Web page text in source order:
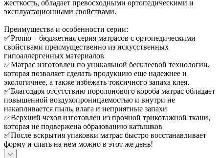
жесткость, обладает превосходными ортопедическими и
эксплуатационными свойствами.
Преимущества и особенности серии:
✅Promo – бюджетная серия матрасов с ортопедическими
свойствами преимущественно из искусственных
гипоаллергенных материалов
✅Матрас изготовлен по уникальной бесклеевой технологии,
которая позволяет сделать продукцию еще надежнее и
экологичнее, а также избежать токсичного запаха клея.
✅Благодаря отсутствию поролонового короба матрас обладает
повышенной воздухопроницаемостью и внутри не
накапливается пыль, влага и неприятные запахи
✅Верхний чехол изготовлен из прочной трикотажной ткани,
которая не подвержена образованию катышков
✅После вскрытия упаковки матрас быстро восстанавливает
форму и спать на нем можно в этот же день!